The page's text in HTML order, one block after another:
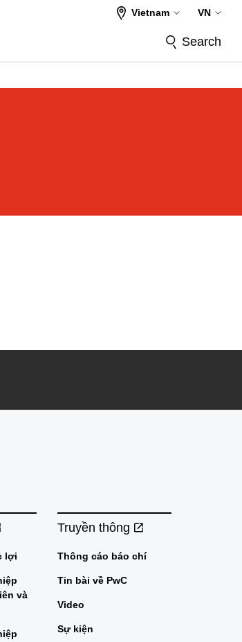
Vietnam VN
Search
lợi
và
Truyền thông
Thông cáo báo chí
Tin bài về PwC
Video
Sự kiện